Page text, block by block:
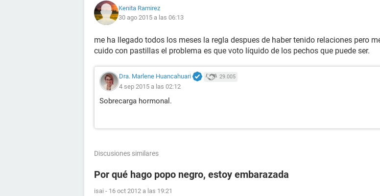
Kenita Ramirez
30 ago 2015 a las 06:13
me ha llegado todos los meses la regla despues de haber tenido relaciones pero
cuido con pastillas el problema es que voto líquido de los pechos que puede ser.
Dra. Marlene Huancahuari 29.005
4 sep 2015 a las 02:12
Sobrecarga hormonal.
Discusiones similares
Por qué hago popo negro, estoy embarazada
isai - 16 oct 2012 a las 19:21